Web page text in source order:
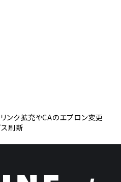
リンク拡充やCAのエプロン変更
刷新